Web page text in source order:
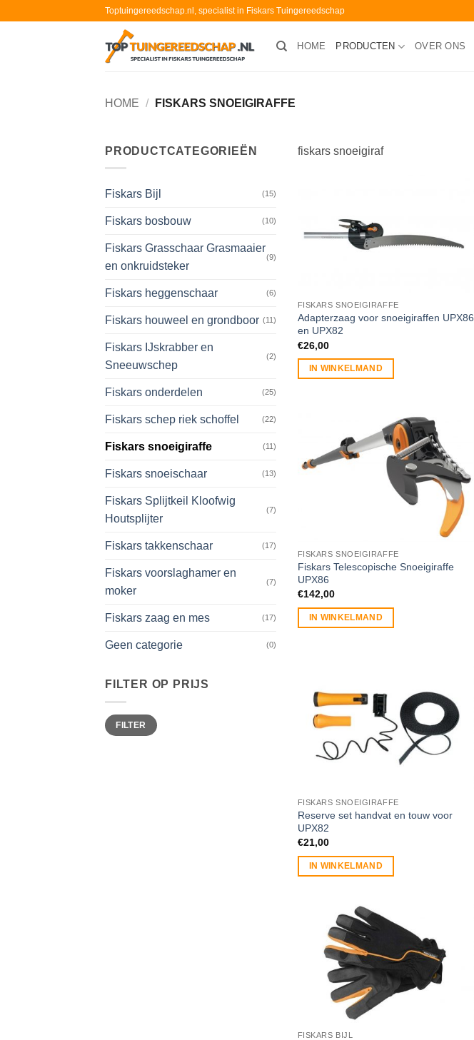
Toptuingereedschap.nl, specialist in Fiskars Tuingereedschap
HOME PRODUCTEN OVER ONS
HOME / FISKARS SNOEIGIRAFFE
PRODUCTCATEGORIEËN
Fiskars Bijl (15)
Fiskars bosbouw (10)
Fiskars Grasschaar Grasmaaier
en onkruidsteker
(9)
Fiskars heggenschaar (6)
Fiskars houweel en grondboor (11)
Fiskars IJskrabber en
Sneeuwschep
(2)
Fiskars onderdelen (25)
Fiskars schep riek schoffel (22)
Fiskars snoeigiraffe (11)
Fiskars snoeischaar (13)
Fiskars Splijtkeil Kloofwig
Houtsplijter
(7)
Fiskars takkenschaar (17)
Fiskars voorslaghamer en
moker
(7)
Fiskars zaag en mes (17)
Geen categorie (0)
FILTER OP PRIJS
Min.
prijs
Max.
prijsFILTER
fiskars snoeigiraf
FISKARS SNOEIGIRAFFE
Adapterzaag voor snoeigiraffen UPX86
en UPX82
€26,00
IN WINKELMAND
FISKARS SNOEIGIRAFFE
Fiskars Telescopische Snoeigiraffe
UPX86
€142,00
IN WINKELMAND
FISKARS SNOEIGIRAFFE
Reserve set handvat en touw voor
UPX82
€21,00
IN WINKELMAND
FISKARS BIJL